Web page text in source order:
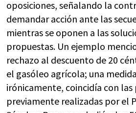
oposiciones, señalando la
demandar acción ante las
mientras se oponen a las
propuestas. Un ejemplo
rechazo al descuento de 20
el gasóleo agrícola; una
irónicamente, coincidía con las
previamente realizadas por el